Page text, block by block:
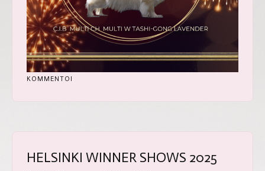
KOMMENTOI
HELSINKI WINNER SHOWS 2025